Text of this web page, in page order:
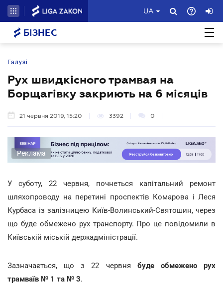
UA
БІЗНЕС
Галузі
Рух швидкісного трамвая на
Борщагівку закриють на 6 місяців
21 червня 2019, 15:20 3392 0
Реклама
У суботу, 22 червня, почнеться капітальний ремонт
шляхопроводу на перетині проспектів Комарова і Леся
Курбаса із залізницею Київ-Волинський-Святошин, через
що буде обмежено рух транспорту. Про це повідомили в
Київській міській держадміністрації.
Зазначається, що з 22 червня буде обмежено рух
трамваїв № 1 та № 3.